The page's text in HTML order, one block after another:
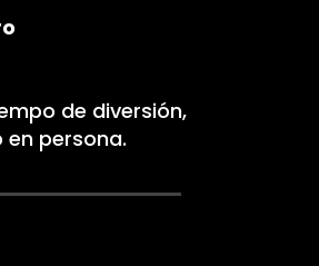
de diversión,
persona.